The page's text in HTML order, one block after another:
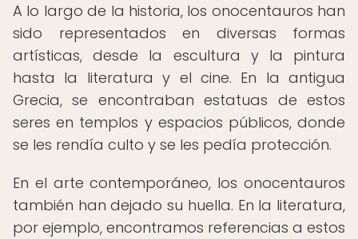
A lo largo de la historia, los onocentauros han
sido representados en diversas formas
artísticas, desde la escultura y la pintura
hasta la literatura y el cine. En la antigua
Grecia, se encontraban estatuas de estos
seres en templos y espacios públicos, donde
se les rendía culto y se les pedía protección.
En el arte contemporáneo, los onocentauros
también han dejado su huella. En la literatura,
por ejemplo, encontramos referencias a estos